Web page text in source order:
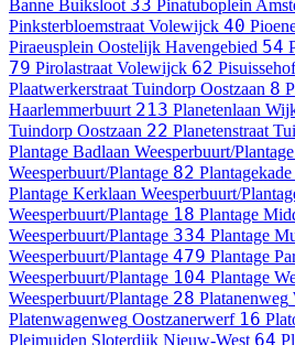
Banne Buiksloot 33 Pinatuboplein
Pinksterbloemstraat Volewijck 40
Piraeusplein Oostelijk Havengebied 54
79 Pirolastraat Volewijck 62 Pisuissehof
Plaatwerkerstraat Tuindorp Oostzaan 8
Haarlemmerbuurt 213 Planetenlaan
Tuindorp Oostzaan 22 Planetenstraat
Plantage Badlaan Weesperbuurt/Plantage
Weesperbuurt/Plantage 82 Plantagekade
Plantage Kerklaan Weesperbuurt/
Weesperbuurt/Plantage 18 Plantage
Weesperbuurt/Plantage 334 Plantage
Weesperbuurt/Plantage 479 Plantage
Weesperbuurt/Plantage 104 Plantage
Weesperbuurt/Plantage 28 Platanenweg
Platenwagenweg Oostzanerwerf 16
Pleimuiden Sloterdijk Nieuw-West 64